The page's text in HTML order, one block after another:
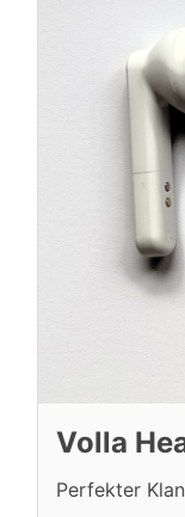
Volla
Perfekter